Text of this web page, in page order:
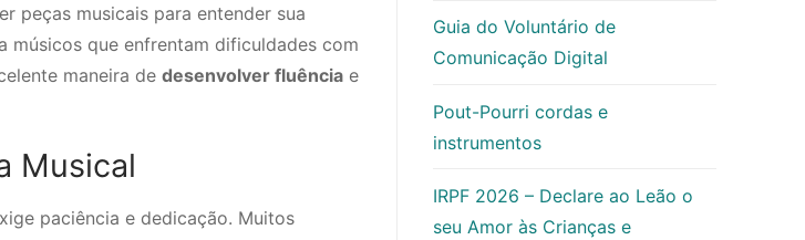
peças musicais para entender sua
músicos que enfrentam dificuldades com
maneira de desenvolver fluência e
Musical
paciência e dedicação. Muitos
Guia do Voluntário de
Comunicação Digital
Pout-Pourri cordas e
instrumentos
IRPF 2026 – Declare ao Leão o
seu Amor às Crianças e